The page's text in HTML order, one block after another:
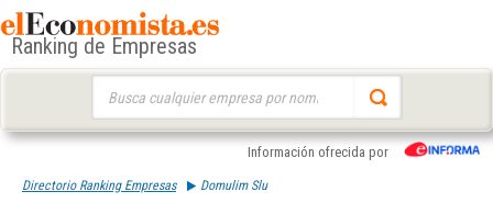
Ranking de Empresas
Información ofrecida por
Directorio Ranking Empresas Domulim Slu